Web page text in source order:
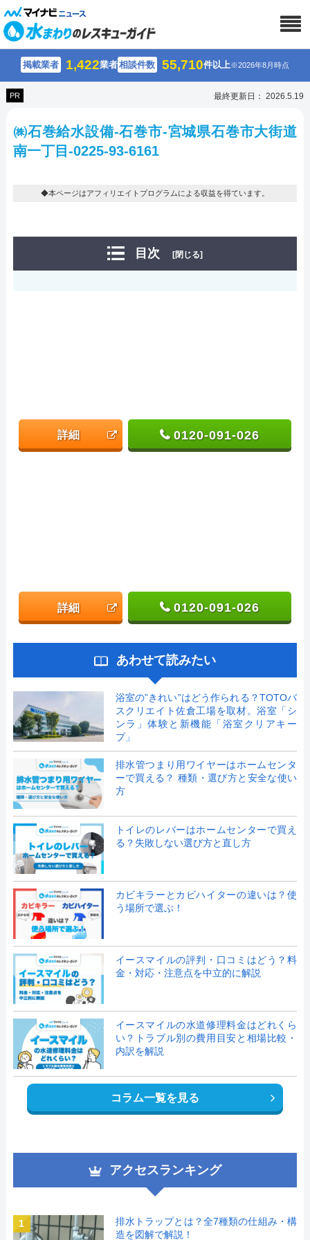
掲載業者 1,422業者相談件数 55,710件以上※2026年8月時点
PR 最終更新日： 2026.5.19
㈱石巻給水設備-石巻市-宮城県石巻市大街道
南一丁目-0225-93-6161
◆本ページはアフィリエイトプログラムによる収益を得ています。
目次 [閉じる]
詳細 0120-091-026
詳細 0120-091-026
あわせて読みたい
浴室の”きれい”はどう作られる？TOTOバ
スクリエイト佐倉工場を取材。浴室「シ
ンラ」体験と新機能「浴室クリアキー
プ」
排水管つまり用ワイヤーはホームセンタ
ーで買える？ 種類・選び方と安全な使い
方
トイレのレバーはホームセンターで買え
る？失敗しない選び方と直し方
カビキラーとカビハイターの違いは？使
う場所で選ぶ！
イースマイルの評判・口コミはどう？料
金・対応・注意点を中立的に解説
イースマイルの水道修理料金はどれくら
い？トラブル別の費用目安と相場比較・
内訳を解説
コラム一覧を見る
アクセスランキング
1
排水トラップとは？全7種類の仕組み・構
造を図解で解説！